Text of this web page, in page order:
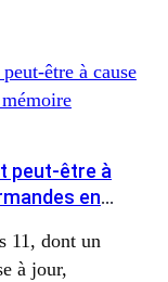
peut-être à
en
11, dont un
à jour,